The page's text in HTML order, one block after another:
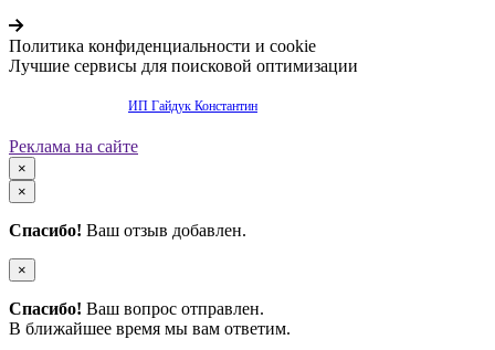
Политика конфиденциальности и cookie
Лучшие сервисы для поисковой оптимизации
ИП Гайдук Константин
Реклама на сайте
×
×
Спасибо! Ваш отзыв добавлен.
×
Спасибо! Ваш вопрос отправлен.
В ближайшее время мы вам ответим.